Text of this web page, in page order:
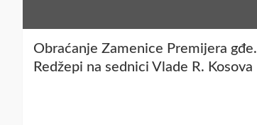
Obraćanje Zamenice Premijera gđe.
Redžepi na sednici Vlade R. Kosova